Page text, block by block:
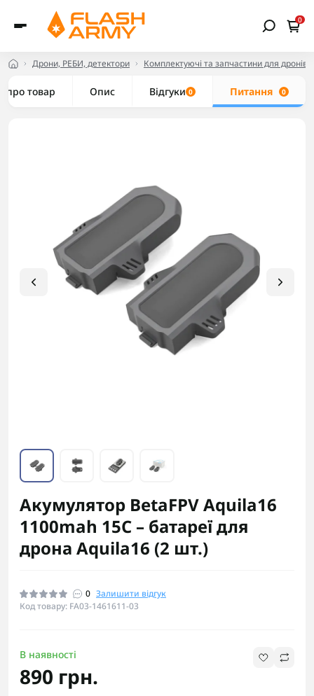
0
Дрони, РЕБИ, детектори Комплектуючі та запчастини для дронів
про товар Опис Відгуки 0 Питання 0
Акумулятор BetaFPV Aquila16
1100mah 15C – батареї для
дрона Aquila16 (2 шт.)
0 Залишити відгук
Код товару: FA03-1461611-03
В наявності
890 грн.